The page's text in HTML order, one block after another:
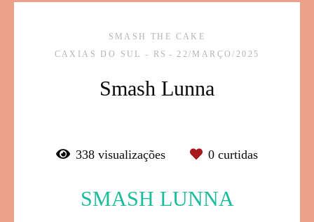
SMASH THE CAKE
CAXIAS DO SUL - RS
22/MARÇO/2025
Smash Lunna
338 visualizações 0 curtidas
SMASH LUNNA